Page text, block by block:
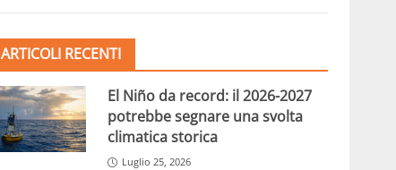
ARTICOLI RECENTI
El Niño da record: il 2026-2027
potrebbe segnare una svolta
climatica storica
Luglio 25, 2026